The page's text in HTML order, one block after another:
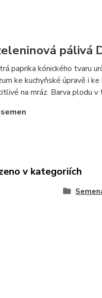
pálivá
paprika kónického tvaru
ke kuchyňské úpravě i
na mráz. Barva plodu
v kategoriích